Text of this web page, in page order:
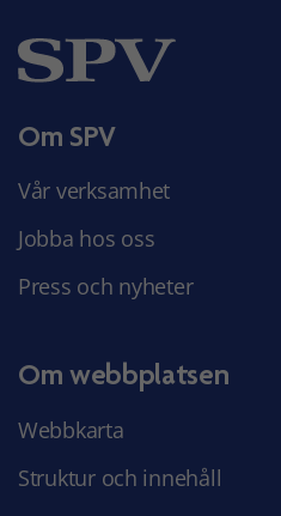
Om SPV
Vår verksamhet
Jobba hos oss
Press och nyheter
Om webbplatsen
Webbkarta
Struktur och innehåll